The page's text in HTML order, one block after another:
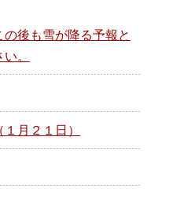
後も雪が降る予報と
。
月２１日）